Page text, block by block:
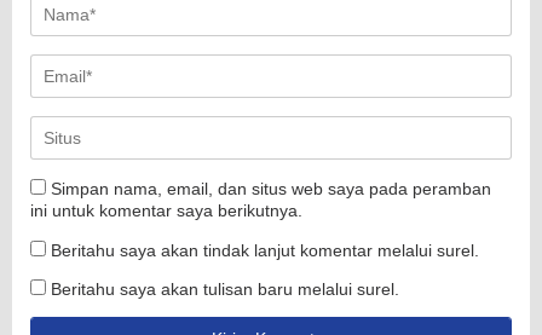
Simpan nama, email, dan situs web saya pada peramban
ini untuk komentar saya berikutnya.
Beritahu saya akan tindak lanjut komentar melalui surel.
Beritahu saya akan tulisan baru melalui surel.